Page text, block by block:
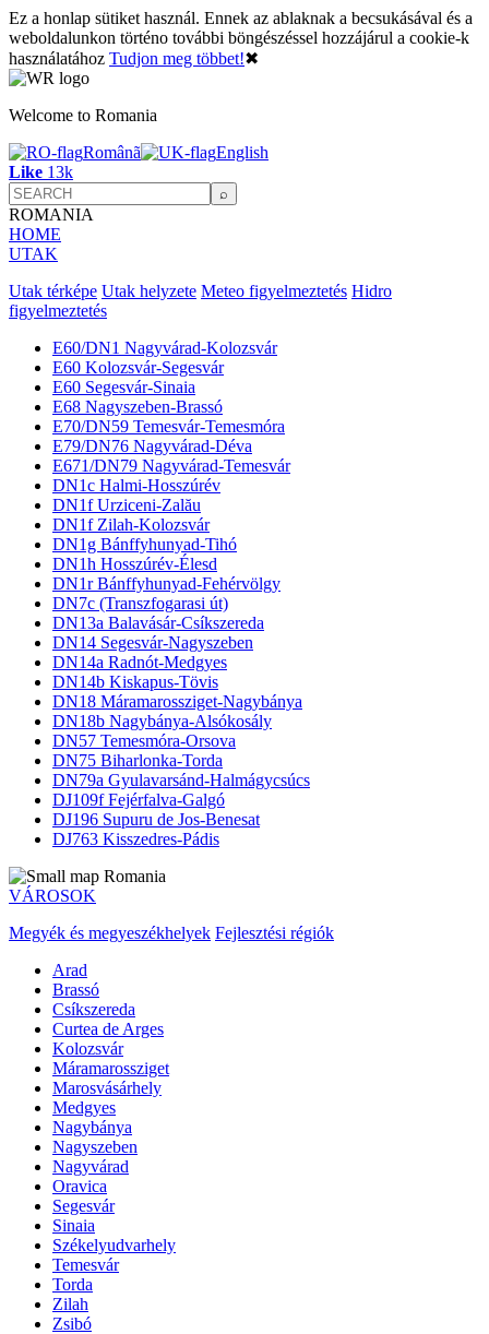
Ez a honlap sütiket használ. Ennek az ablaknak a becsukásával és a
weboldalunkon történo további böngészéssel hozzájárul a cookie-k
használatához Tudjon meg többet!✖
Welcome to Romania
Românã
English
Like 13k
ROMANIA
HOME
UTAK
Utak térképe Utak helyzete Meteo figyelmeztetés Hidro
figyelmeztetés
E60/DN1 Nagyvárad-Kolozsvár
E60 Kolozsvár-Segesvár
E60 Segesvár-Sinaia
E68 Nagyszeben-Brassó
E70/DN59 Temesvár-Temesmóra
E79/DN76 Nagyvárad-Déva
E671/DN79 Nagyvárad-Temesvár
DN1c Halmi-Hosszúrév
DN1f Urziceni-Zalău
DN1f Zilah-Kolozsvár
DN1g Bánffyhunyad-Tihó
DN1h Hosszúrév-Élesd
DN1r Bánffyhunyad-Fehérvölgy
DN7c (Transzfogarasi út)
DN13a Balavásár-Csíkszereda
DN14 Segesvár-Nagyszeben
DN14a Radnót-Medgyes
DN14b Kiskapus-Tövis
DN18 Máramarossziget-Nagybánya
DN18b Nagybánya-Alsókosály
DN57 Temesmóra-Orsova
DN75 Biharlonka-Torda
DN79a Gyulavarsánd-Halmágycsúcs
DJ109f Fejérfalva-Galgó
DJ196 Supuru de Jos-Benesat
DJ763 Kisszedres-Pádis
VÁROSOK
Megyék és megyeszékhelyek Fejlesztési régiók
Arad
Brassó
Csíkszereda
Curtea de Arges
Kolozsvár
Máramarossziget
Marosvásárhely
Medgyes
Nagybánya
Nagyszeben
Nagyvárad
Oravica
Segesvár
Sinaia
Székelyudvarhely
Temesvár
Torda
Zilah
Zsibó